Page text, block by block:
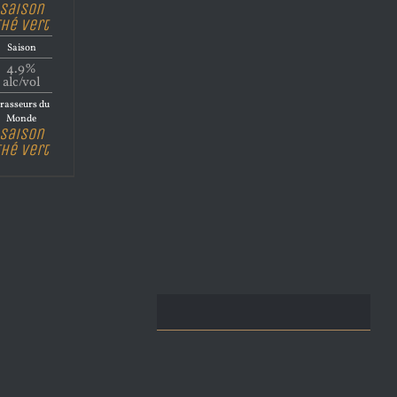
Saison
Vert
Saison
4.9%
alc/vol
du
Monde
Saison
Vert